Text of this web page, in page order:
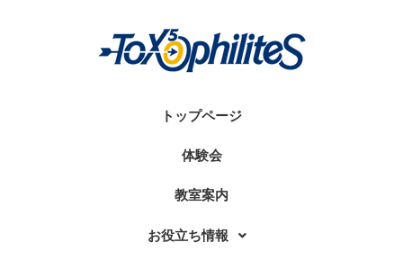
トップページ
体験会
教室案内
お役立ち情報